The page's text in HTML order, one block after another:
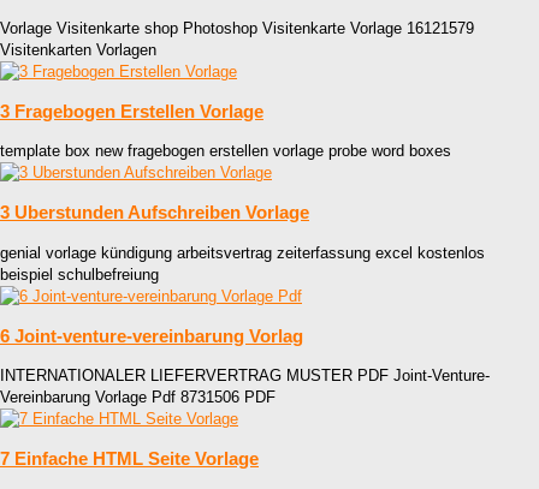
Vorlage Visitenkarte shop Photoshop Visitenkarte Vorlage 16121579
Visitenkarten Vorlagen
3 Fragebogen Erstellen Vorlage
template box new fragebogen erstellen vorlage probe word boxes
3 Uberstunden Aufschreiben Vorlage
genial vorlage kündigung arbeitsvertrag zeiterfassung excel kostenlos
beispiel schulbefreiung
6 Joint-venture-vereinbarung Vorlag
INTERNATIONALER LIEFERVERTRAG MUSTER PDF Joint-Venture-
Vereinbarung Vorlage Pdf 8731506 PDF
7 Einfache HTML Seite Vorlage